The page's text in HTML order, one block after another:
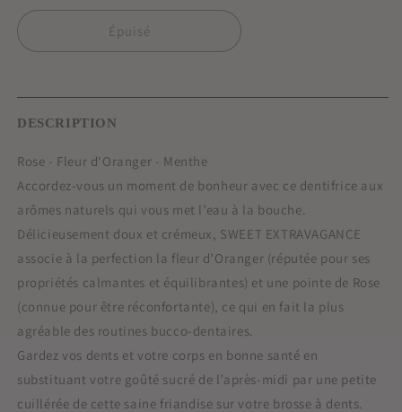
quantité
Dentifrice
ml
quantité
de
Dentifrice
Épuisé
DESCRIPTION
Rose - Fleur d'Oranger - Menthe
Accordez-vous un moment de bonheur avec ce dentifrice aux
arômes naturels qui vous met l’eau à la bouche.
Délicieusement doux et crémeux, SWEET EXTRAVAGANCE
associe à la perfection la fleur d’Oranger (réputée pour ses
propriétés calmantes et équilibrantes) et une pointe de Rose
(connue pour être réconfortante), ce qui en fait la plus
agréable des routines bucco-dentaires.
Gardez vos dents et votre corps en bonne santé en
substituant votre goûté sucré de l’après-midi par une petite
cuillérée de cette saine friandise sur votre brosse à dents.